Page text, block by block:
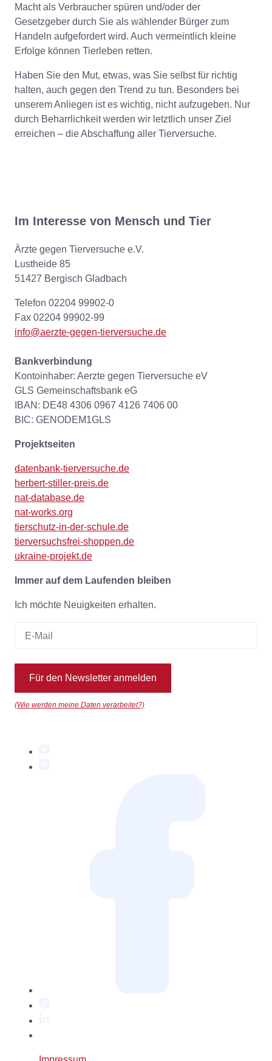
Macht als Verbraucher spüren und/oder der
Gesetzgeber durch Sie als wählender Bürger zum
Handeln aufgefordert wird. Auch vermeintlich kleine
Erfolge können Tierleben retten.
Haben Sie den Mut, etwas, was Sie selbst für richtig
halten, auch gegen den Trend zu tun. Besonders bei
unserem Anliegen ist es wichtig, nicht aufzugeben. Nur
durch Beharrlichkeit werden wir letztlich unser Ziel
erreichen – die Abschaffung aller Tierversuche.
Im Interesse von Mensch und Tier
Ärzte gegen Tierversuche e.V.
Lustheide 85
51427 Bergisch Gladbach
Telefon 02204 99902-0
Fax 02204 99902-99
info@aerzte-gegen-tierversuche.de
Bankverbindung
Kontoinhaber: Aerzte gegen Tierversuche eV
GLS Gemeinschaftsbank eG
IBAN: DE48 4306 0967 4126 7406 00
BIC: GENODEM1GLS
Projektseiten
datenbank-tierversuche.de
herbert-stiller-preis.de
nat-database.de
nat-works.org
tierschutz-in-der-schule.de
tierversuchsfrei-shoppen.de
ukraine-projekt.de
Immer auf dem Laufenden bleiben
Ich möchte Neuigkeiten erhalten.
Für den Newsletter anmelden
(Wie werden meine Daten verarbeitet?)